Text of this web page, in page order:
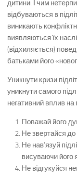
дитини. І чим
відбуваються в
виникають
виявляються їх
(відхиляється)
батьками його
Уникнути кризи
уникнути самого
негативний вплив на
Поважай його
Не звертайся
Не нав’язуй
висуваючи його
Не відгукуйся